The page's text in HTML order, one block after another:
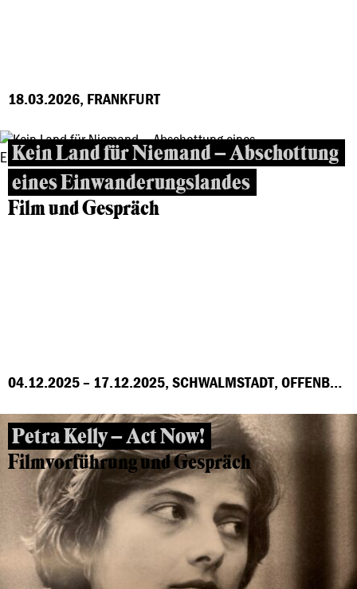
18.03.2026, FRANKFURT
Kein Land für Niemand – Abschottung
eines Einwanderungslandes
Film und Gespräch
04.12.2025 – 17.12.2025, SCHWALMSTADT, OFFENBACH, MARBURG, FRANKFURT, GROSS-GERAU, HÖCHST
Petra Kelly – Act Now!
Filmvorführung und Gespräch